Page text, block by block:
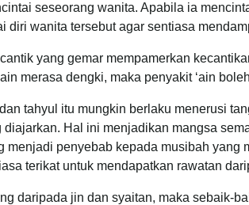
seseorang wanita. Apabila ia
wanita tersebut agar sentiasa
yang gemar mempamerkan
merasa dengki, maka penyakit ‘ain
tahyul itu mungkin berlaku menerusi
Hal ini menjadikan mangsa
menjadi penyebab kepada musibah yang
terikat untuk mendapatkan rawatan
daripada jin dan syaitan, maka sebaik-